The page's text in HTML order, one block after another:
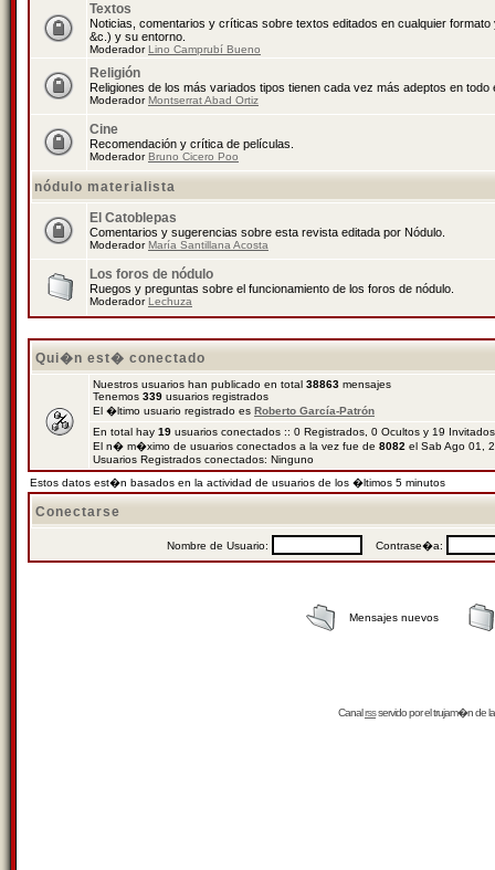
Textos
Noticias, comentarios y críticas sobre textos editados en cualquier
&c.) y su entorno.
ModeradorLino Camprubí Bueno
Religión
Religiones de los más variados tipos tienen cada vez más adeptos en todo
ModeradorMontserrat Abad Ortiz
Cine
Recomendación y crítica de películas.
ModeradorBruno Cicero Poo
nódulo materialista
El Catoblepas
Comentarios y sugerencias sobre esta revista editada por Nódulo.
ModeradorMaría Santillana Acosta
Los foros de nódulo
Ruegos y preguntas sobre el funcionamiento de los foros de nódulo.
ModeradorLechuza
Qui�n est� conectado
Nuestros usuarios han publicado en total 38863 mensajes
Tenemos 339 usuarios registrados
El �ltimo usuario registrado es Roberto García-Patrón
En total hay 19 usuarios conectados :: 0 Registrados, 0 Ocultos y 19
El n� m�ximo de usuarios conectados a la vez fue de 8082 el Sab Ago 01,
Usuarios Registrados conectados: Ninguno
Estos datos est�n basados en la actividad de usuarios de los �ltimos 5 minutos
Conectarse
Nombre de Usuario: Contrase�a:
Mensajes nuevos
Canalrssservido por eltrujam�nde